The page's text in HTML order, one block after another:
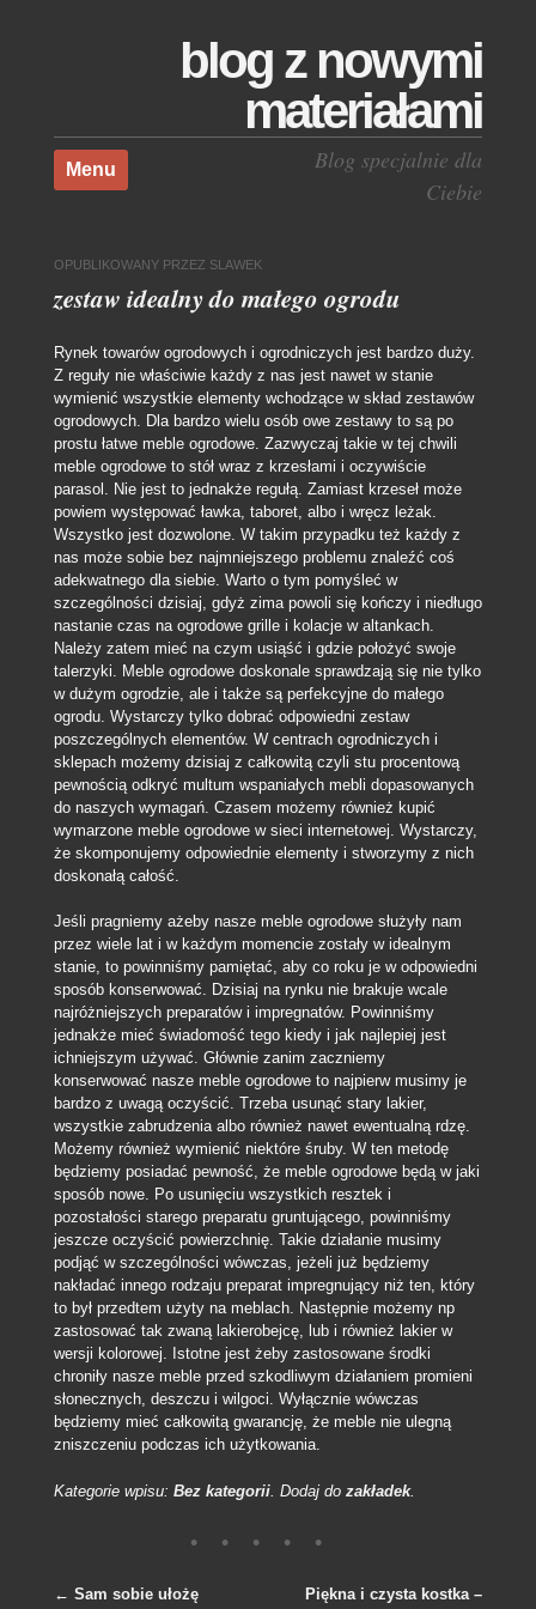
blog z nowymi
materiałami
Blog specjalnie dla
Ciebie
Menu
Skocz do treści
OPUBLIKOWANY PRZEZ SLAWEK
zestaw idealny do małego ogrodu
Rynek towarów ogrodowych i ogrodniczych jest bardzo duży.
Z reguły nie właściwie każdy z nas jest nawet w stanie
wymienić wszystkie elementy wchodzące w skład zestawów
ogrodowych. Dla bardzo wielu osób owe zestawy to są po
prostu łatwe meble ogrodowe. Zazwyczaj takie w tej chwili
meble ogrodowe to stół wraz z krzesłami i oczywiście
parasol. Nie jest to jednakże regułą. Zamiast krzeseł może
powiem występować ławka, taboret, albo i wręcz leżak.
Wszystko jest dozwolone. W takim przypadku też każdy z
nas może sobie bez najmniejszego problemu znaleźć coś
adekwatnego dla siebie. Warto o tym pomyśleć w
szczególności dzisiaj, gdyż zima powoli się kończy i niedługo
nastanie czas na ogrodowe grille i kolacje w altankach.
Należy zatem mieć na czym usiąść i gdzie położyć swoje
talerzyki. Meble ogrodowe doskonale sprawdzają się nie tylko
w dużym ogrodzie, ale i także są perfekcyjne do małego
ogrodu. Wystarczy tylko dobrać odpowiedni zestaw
poszczególnych elementów. W centrach ogrodniczych i
sklepach możemy dzisiaj z całkowitą czyli stu procentową
pewnością odkryć multum wspaniałych mebli dopasowanych
do naszych wymagań. Czasem możemy również kupić
wymarzone meble ogrodowe w sieci internetowej. Wystarczy,
że skomponujemy odpowiednie elementy i stworzymy z nich
doskonałą całość.
Jeśli pragniemy ażeby nasze meble ogrodowe służyły nam
przez wiele lat i w każdym momencie zostały w idealnym
stanie, to powinniśmy pamiętać, aby co roku je w odpowiedni
sposób konserwować. Dzisiaj na rynku nie brakuje wcale
najróżniejszych preparatów i impregnatów. Powinniśmy
jednakże mieć świadomość tego kiedy i jak najlepiej jest
ichniejszym używać. Głównie zanim zaczniemy
konserwować nasze meble ogrodowe to najpierw musimy je
bardzo z uwagą oczyścić. Trzeba usunąć stary lakier,
wszystkie zabrudzenia albo również nawet ewentualną rdzę.
Możemy również wymienić niektóre śruby. W ten metodę
będziemy posiadać pewność, że meble ogrodowe będą w jaki
sposób nowe. Po usunięciu wszystkich resztek i
pozostałości starego preparatu gruntującego, powinniśmy
jeszcze oczyścić powierzchnię. Takie działanie musimy
podjąć w szczególności wówczas, jeżeli już będziemy
nakładać innego rodzaju preparat impregnujący niż ten, który
to był przedtem użyty na meblach. Następnie możemy np
zastosować tak zwaną lakierobejcę, lub i również lakier w
wersji kolorowej. Istotne jest żeby zastosowane środki
chroniły nasze meble przed szkodliwym działaniem promieni
słonecznych, deszczu i wilgoci. Wyłącznie wówczas
będziemy mieć całkowitą gwarancję, że meble nie ulegną
zniszczeniu podczas ich użytkowania.
Kategorie wpisu: Bez kategorii. Dodaj do zakładek.
← Sam sobie ułożę
Piękna i czysta kostka –